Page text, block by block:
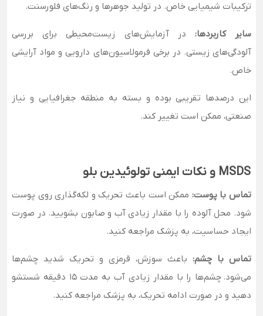
ترکیبات شیمیایی خاص. در تولید جوهرها و رنگ‌های فلورسنت.
سایر کاربردها: در آزمایش‌های زیست‌محیطی برای بررسی
آلودگی‌های زیستی. در برخی فرمولاسیون‌های دارویی و مواد آرایشی
خاص.
این درصدها تقریبی بوده و بسته به منطقه جغرافیایی و نیاز
صنعتی، ممکن است تغییر کند.
تماس با پوست: ممکن است باعث تحریک و لکه‌گذاری روی پوست
شود. محل آلوده را با مقدار زیادی آب و صابون بشویید. در صورت
ایجاد حساسیت، به پزشک مراجعه کنید.
تماس با چشم: باعث سوزش، قرمزی و تحریک شدید چشم‌ها
می‌شود. چشم‌ها را با مقدار زیادی آب به مدت ۱۵ دقیقه شستشو
دهید و در صورت ادامه تحریک، به پزشک مراجعه کنید.